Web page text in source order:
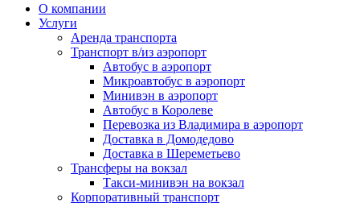
О компании
Услуги
Аренда транспорта
Транспорт в/из аэропорт
Автобус в аэропорт
Микроавтобус в аэропорт
Минивэн в аэропорт
Автобус в Королеве
Перевозка из Владимира в аэропорт
Доставка в Домодедово
Доставка в Шереметьево
Трансферы на вокзал
Такси-минивэн на вокзал
Корпоративный транспорт